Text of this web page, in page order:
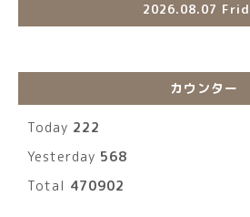
2026.08.07
カウンター
Today 222
Yesterday 568
Total 470902